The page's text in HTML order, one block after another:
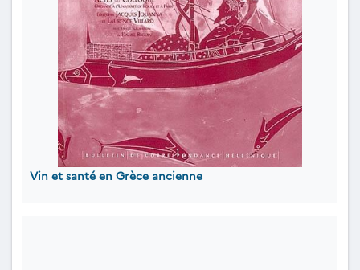
Vin et santé en Grèce ancienne